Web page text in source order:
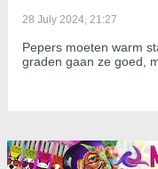
28 July 2024, 21:27
Pepers moeten warm
graden gaan ze goed,